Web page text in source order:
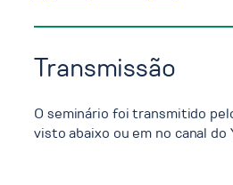
Transmissão
O seminário foi transmitido
visto abaixo ou em no canal do